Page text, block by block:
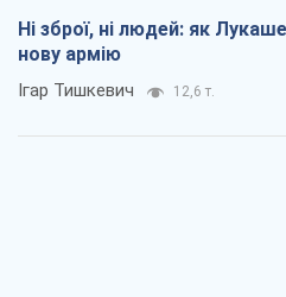
Ні зброї, ні людей: як
нову армію
Ігар Тишкевич 12,6 т.